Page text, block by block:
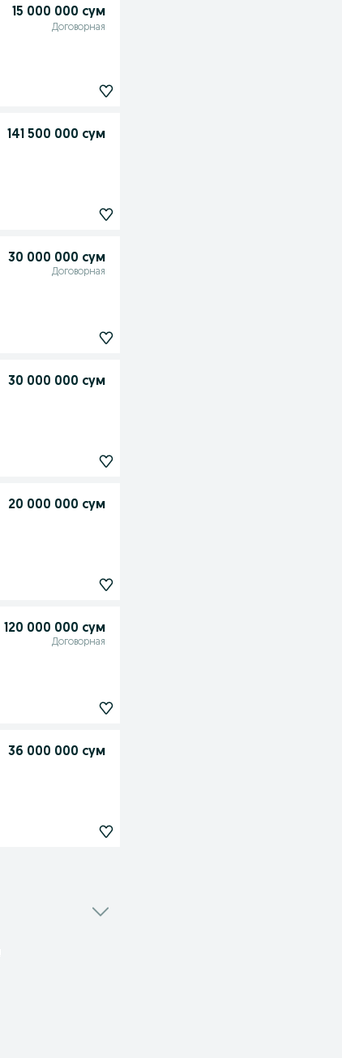
15 000 000 сум
Договорная
141 500 000 сум
30 000 000 сум
Договорная
30 000 000 сум
20 000 000 сум
120 000 000 сум
Договорная
36 000 000 сум